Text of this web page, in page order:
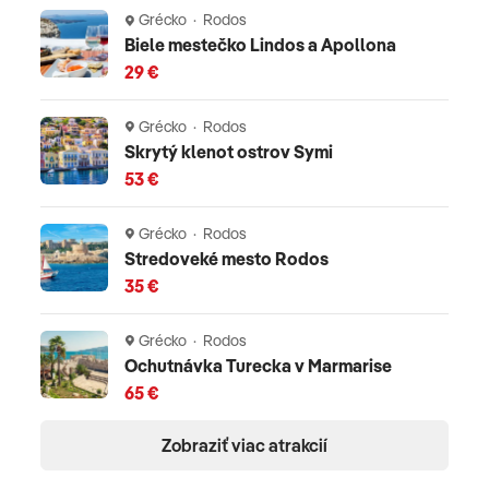
dopravy a transfery)
Celková cena nezahŕňa
cestovné poistenie klimatická taxa
mieste v ubytovacom zariadení, zväčša prvý alebo
posledný deň pobytu. Jej výška závisí od kategórie
ubytovania, pričom sa od 1.1.2025 pohybuje vo výške 2-
15 EUR/izba/ deň (napr. 5* hotel má taxu 15
EUR/izba/deň)
Oficiálne hodnotenie
*****
Grécko · Rodos
Biele mestečko Lindos a Apollona
29 €
Grécko · Rodos
Skrytý klenot ostrov Symi
53 €
Grécko · Rodos
Stredoveké mesto Rodos
35 €
Grécko · Rodos
Ochutnávka Turecka v Marmarise
65 €
Zobraziť viac atrakcií